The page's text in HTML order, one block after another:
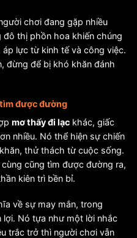
chơi đang gặp nhiều
thị phồn hoa khiến chúng
lực từ kinh tế và công việc.
đừng để bị khó khăn đánh
được đường
mơ thấy đi lạc khác, giấc
nhiều. Nó thể hiện sự chiến
thử thách từ cuộc sống.
cũng tìm được đường ra,
kiên trì bền bỉ.
về sự may mắn, trong
Nó tựa như một lời nhắc
trắc trở thì người chơi vẫn